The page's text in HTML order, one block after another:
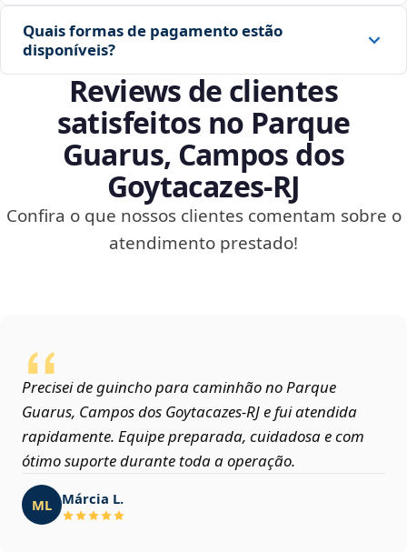
Quais formas de pagamento estão
disponíveis?
Reviews de clientes
satisfeitos no Parque
Guarus, Campos dos
Goytacazes‑RJ
Confira o que nossos clientes comentam sobre o
atendimento prestado!
Precisei de guincho para caminhão no Parque
Guarus, Campos dos Goytacazes‑RJ e fui atendida
rapidamente. Equipe preparada, cuidadosa e com
ótimo suporte durante toda a operação.
ML Márcia L.